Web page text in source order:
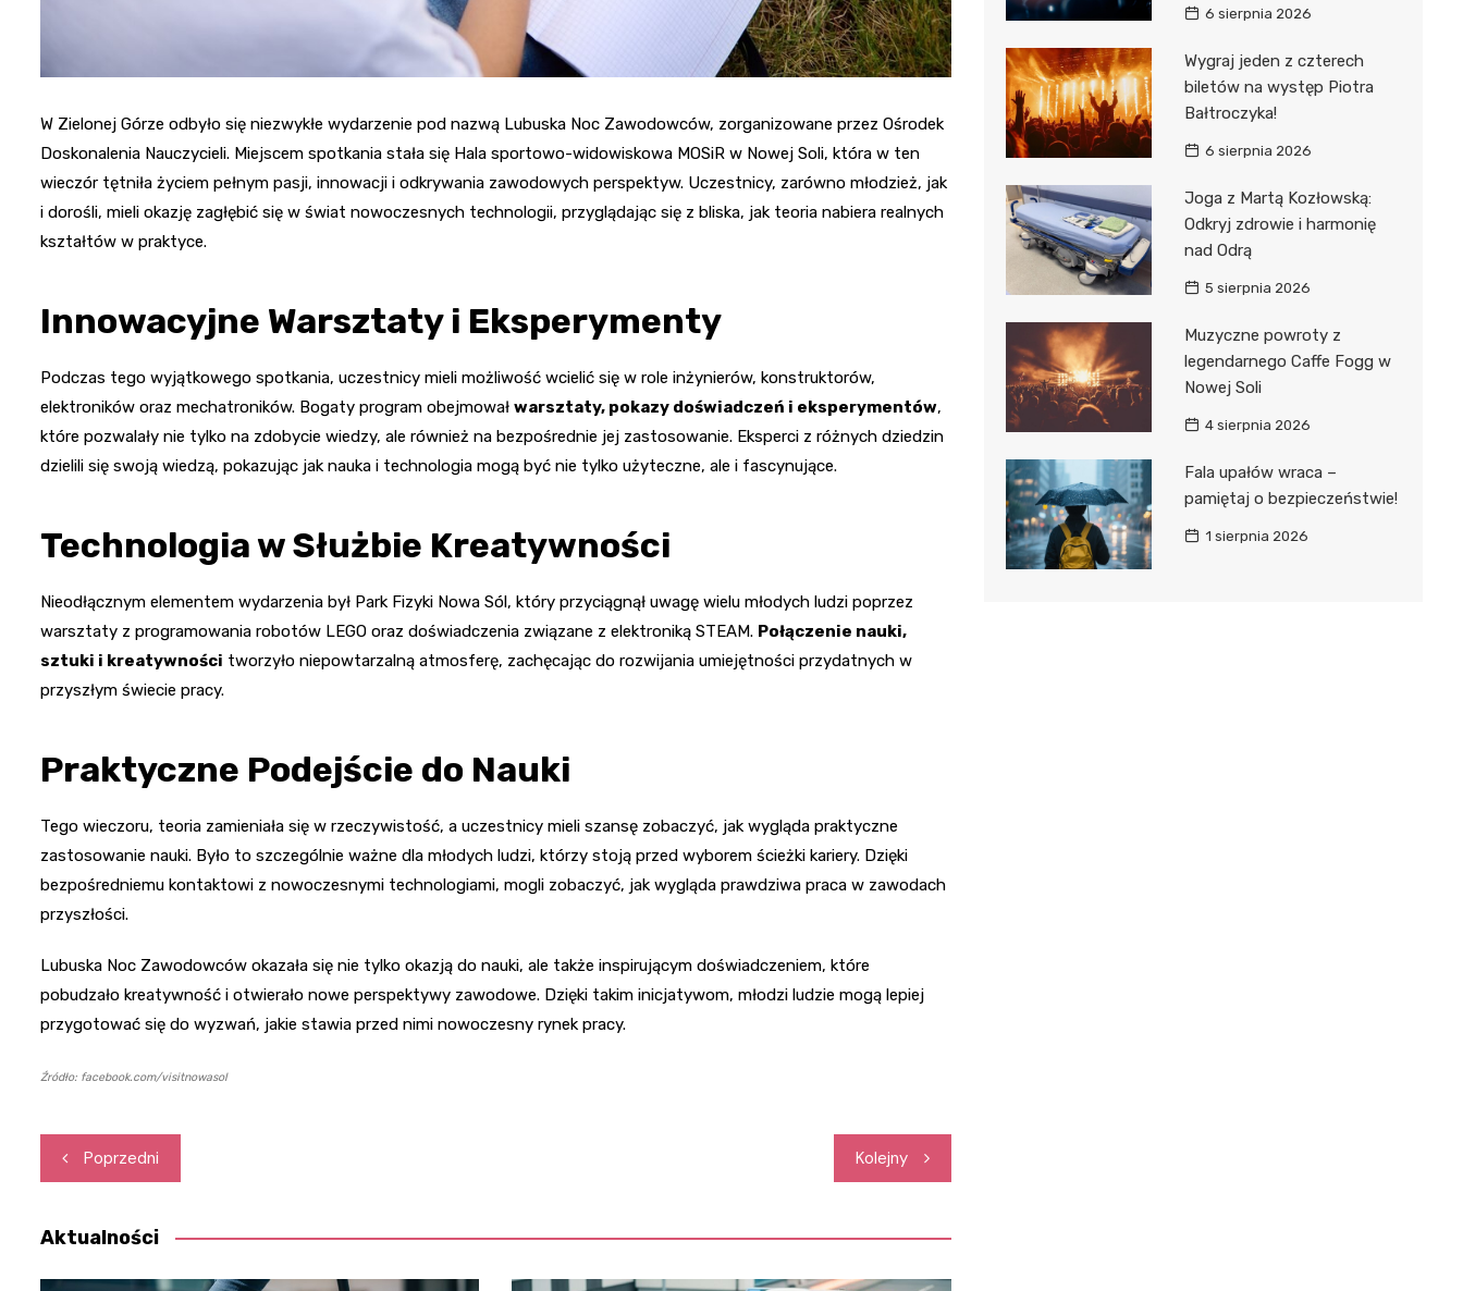
W Zielonej Górze odbyło się niezwykłe wydarzenie pod nazwą Lubuska Noc Zawodowców, zorganizowane przez Ośrodek
Doskonalenia Nauczycieli. Miejscem spotkania stała się Hala sportowo-widowiskowa MOSiR w Nowej Soli, która w ten
wieczór tętniła życiem pełnym pasji, innowacji i odkrywania zawodowych perspektyw. Uczestnicy, zarówno młodzież, jak
i dorośli, mieli okazję zagłębić się w świat nowoczesnych technologii, przyglądając się z bliska, jak teoria nabiera realnych
kształtów w praktyce.
Innowacyjne Warsztaty i Eksperymenty
Podczas tego wyjątkowego spotkania, uczestnicy mieli możliwość wcielić się w role inżynierów, konstruktorów,
elektroników oraz mechatroników. Bogaty program obejmował warsztaty, pokazy doświadczeń i eksperymentów,
które pozwalały nie tylko na zdobycie wiedzy, ale również na bezpośrednie jej zastosowanie. Eksperci z różnych dziedzin
dzielili się swoją wiedzą, pokazując jak nauka i technologia mogą być nie tylko użyteczne, ale i fascynujące.
Technologia w Służbie Kreatywności
Nieodłącznym elementem wydarzenia był Park Fizyki Nowa Sól, który przyciągnął uwagę wielu młodych ludzi poprzez
warsztaty z programowania robotów LEGO oraz doświadczenia związane z elektroniką STEAM. Połączenie nauki,
sztuki i kreatywności tworzyło niepowtarzalną atmosferę, zachęcając do rozwijania umiejętności przydatnych w
przyszłym świecie pracy.
Praktyczne Podejście do Nauki
Tego wieczoru, teoria zamieniała się w rzeczywistość, a uczestnicy mieli szansę zobaczyć, jak wygląda praktyczne
zastosowanie nauki. Było to szczególnie ważne dla młodych ludzi, którzy stoją przed wyborem ścieżki kariery. Dzięki
bezpośredniemu kontaktowi z nowoczesnymi technologiami, mogli zobaczyć, jak wygląda prawdziwa praca w zawodach
przyszłości.
Lubuska Noc Zawodowców okazała się nie tylko okazją do nauki, ale także inspirującym doświadczeniem, które
pobudzało kreatywność i otwierało nowe perspektywy zawodowe. Dzięki takim inicjatywom, młodzi ludzie mogą lepiej
przygotować się do wyzwań, jakie stawia przed nimi nowoczesny rynek pracy.
Źródło: facebook.com/visitnowasol
Nawigacja
wpisu
Poprzedni Kolejny
Aktualności
6 sierpnia 2026
Wygraj jeden z czterech
biletów na występ Piotra
Bałtroczyka!
6 sierpnia 2026
Joga z Martą Kozłowską:
Odkryj zdrowie i harmonię
nad Odrą
5 sierpnia 2026
Muzyczne powroty z
legendarnego Caffe Fogg w
Nowej Soli
4 sierpnia 2026
Fala upałów wraca –
pamiętaj o bezpieczeństwie!
1 sierpnia 2026